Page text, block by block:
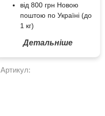
від 800 грн Новою
поштою по Україні (до
1 кг)
Детальніше
Артикул: